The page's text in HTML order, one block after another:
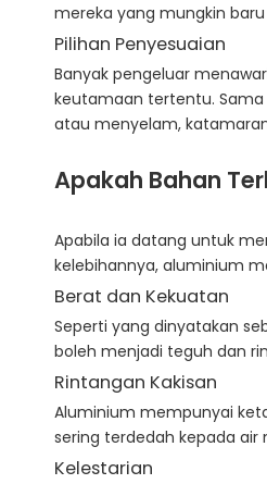
mereka yang mungkin
Pilihan Penyesuaian
Banyak pengeluar
keutamaan tertentu.
atau menyelam,
Apakah Bahan
Apabila ia datang untuk
kelebihannya, aluminium
Berat dan Kekuatan
Seperti yang dinyatakan
boleh menjadi teguh dan
Rintangan Kakisan
Aluminium mempunyai
sering terdedah kepada air
Kelestarian